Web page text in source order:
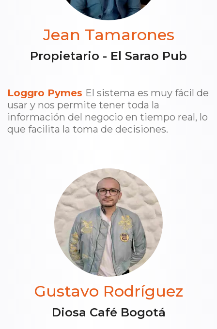
Jean Tamarones
Propietario - El Sarao Pub
Loggro Pymes El sistema es muy fácil de
usar y nos permite tener toda la
información del negocio en tiempo real, lo
que facilita la toma de decisiones.
Gustavo Rodríguez
Diosa Café Bogotá